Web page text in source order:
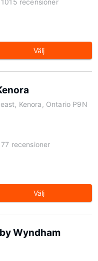
1015 recensioner
Välj
Kenora, Ontario P9N
77 recensioner
Välj
Wyndham